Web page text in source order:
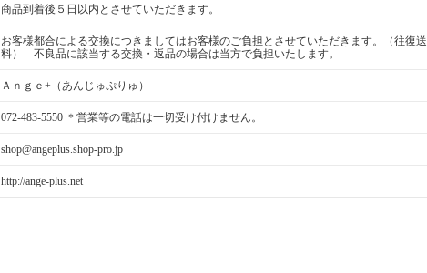
商品到着後５日以内とさせていただきます。
お客様都合による交換につきましてはお客様のご負担とさせていただきます。（往復送
料） 不良品に該当する交換・返品の場合は当方で負担いたします。
Ａｎｇｅ+（あんじゅぷりゅ）
072-483-5550 ＊営業等の電話は一切受け付けません。
shop@angeplus.shop-pro.jp
http://ange-plus.net